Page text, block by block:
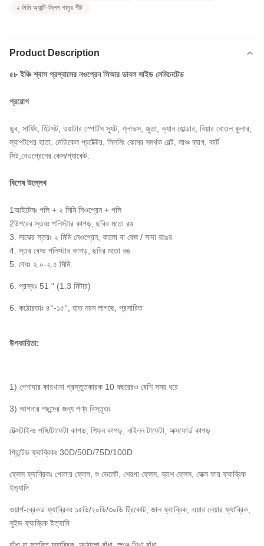
২ মিমি অ্যান্টি-স্লিপ গামুর শীট
Product Description
৫৮ ইঞ্চি শ্বাস প্রশ্বাসের নওপ্রেন সিআর ডাবল সাইড লেমিনেটেড
প্রয়োগ
ডুব, সার্ফিং, হিটসট, ওয়াটার স্পোর্টস স্যুট, গ্লাভস, জুতা, ক্যান হোল্ডার, বিয়ার বোতল কুলার,
ল্যাপটপের হাতা, মেডিকেল প্রটেক্টর, স্লিমিং কোমর সমর্থক বেল্ট, লাঞ্চ ব্যাগ, কার্ট
সিট,নেওপ্রেনের কেস/প্যাকেট.
বিশেষ উল্লেখ
1আইটেমঃ পলি + ২ মিমি নিওপ্রেন + পলি
2উপরের স্তরঃ পলিস্টার কাপড়, ছবির মতো রঙ
3. মাঝের স্তরঃ ২ মিমি নেওপ্রেন, কালো বা বেজ / সাদা রঙের
4. স্তর বেসঃ পলিস্টার কাপড়, ছবির মতো রঙ
5. বেধঃ ২.০-২.৫ মিমি
6. প্রস্থঃ 51 " (1.3 মিটার)
6. কঠোরতাঃ ৪°-১৫°, হাত নরম লাগছে, প্রসারিত
উপকারিতা:
1) পেশাদার কারখানা প্রস্তুতকারক 10 বছরেরও বেশি সময় ধরে
3) আপনার পছন্দের জন্য পণ্য বিস্তৃতঃ
টেক্সটাইলঃ পঙ্গি/টাফেটা কাপড়, শিফন কাপড়, নাইলন টাফেটা, অক্সফোর্ড কাপড়
প্রিন্টেড ফ্যাব্রিকঃ 30D/50D/75D/100D
ফ্লেস ফ্যাব্রিকঃ পোলার ফ্লেস, শু ভেলেট, শেরপা ফ্লেস, ব্রাশ ফ্লেস, ফেক্স ফার ফ্যাব্রিক
ইত্যাদি
ওয়ার্প-ব্রেকড ফ্যাব্রিকঃ ১৫ডি/২০ডি/৩০ডি ট্রিকোট, জাল ফ্যাব্রিক, এয়ার লেয়ার ফ্যাব্রিক,
সুইড ফ্যাব্রিক ইত্যাদি